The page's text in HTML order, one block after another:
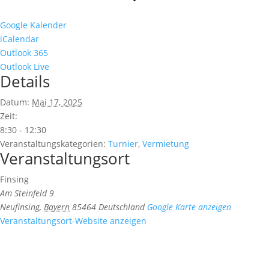
Google Kalender
iCalendar
Outlook 365
Outlook Live
Details
Datum: Mai 17, 2025
Zeit:
8:30 - 12:30
Veranstaltungskategorien: Turnier, Vermietung
Veranstaltungsort
Finsing
Am Steinfeld 9
Neufinsing, Bayern 85464 Deutschland Google Karte anzeigen
Veranstaltungsort-Website anzeigen